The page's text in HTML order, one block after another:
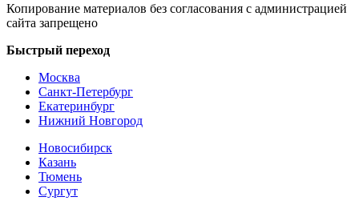
Копирование материалов без согласования с администрацией
сайта запрещено
Быстрый переход
Москва
Санкт-Петербург
Екатеринбург
Нижний Новгород
Новосибирск
Казань
Тюмень
Сургут